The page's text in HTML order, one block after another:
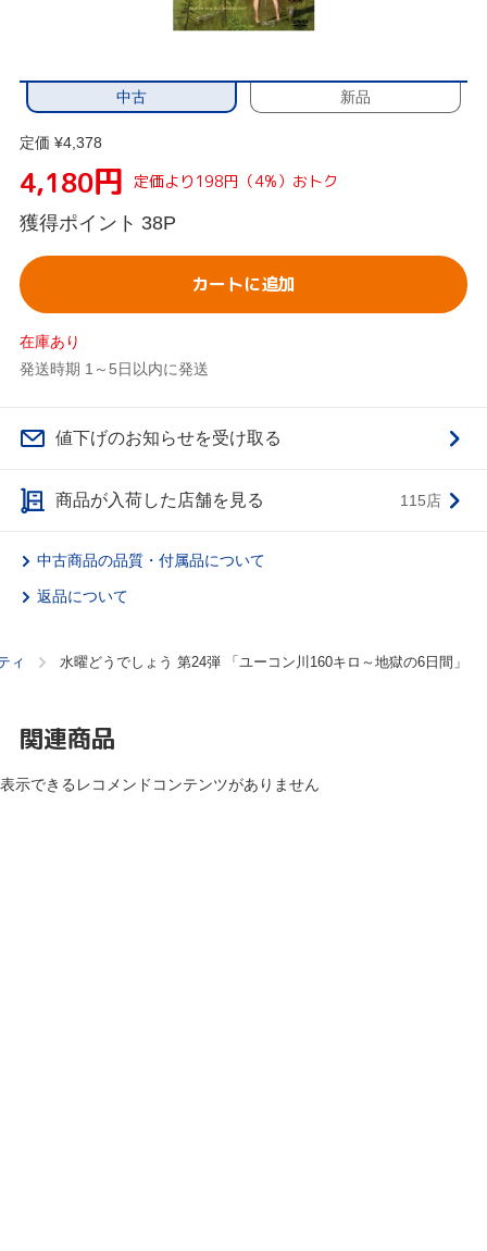
中古 新品
定価 ¥4,378
4,180円 定価より198円（4%）おトク
獲得ポイント 38P
カートに追加
在庫あり
発送時期 1～5日以内に発送
値下げのお知らせを受け取る
商品が入荷した店舗を見る 115店
中古商品の品質・付属品について
返品について
ィ 水曜どうでしょう 第24弾 「ユーコン川160キロ～地獄の6日間」
関連商品
表示できるレコメンドコンテンツがありません